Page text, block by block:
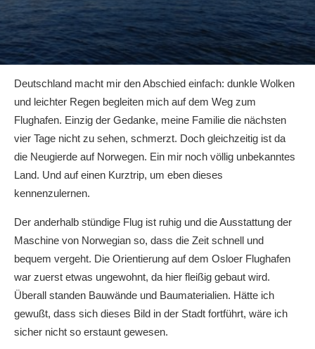
Deutschland macht mir den Abschied einfach: dunkle Wolken
und leichter Regen begleiten mich auf dem Weg zum
Flughafen. Einzig der Gedanke, meine Familie die nächsten
vier Tage nicht zu sehen, schmerzt. Doch gleichzeitig ist da
die Neugierde auf Norwegen. Ein mir noch völlig unbekanntes
Land. Und auf einen Kurztrip, um eben dieses
kennenzulernen.
Der anderhalb stündige Flug ist ruhig und die Ausstattung der
Maschine von Norwegian so, dass die Zeit schnell und
bequem vergeht. Die Orientierung auf dem Osloer Flughafen
war zuerst etwas ungewohnt, da hier fleißig gebaut wird.
Überall standen Bauwände und Baumaterialien. Hätte ich
gewußt, dass sich dieses Bild in der Stadt fortführt, wäre ich
sicher nicht so erstaunt gewesen.